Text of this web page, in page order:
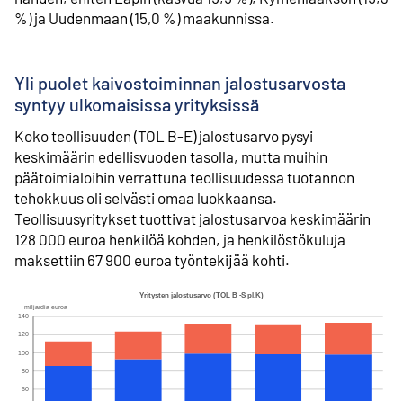
%) ja Uudenmaan (15,0 %) maakunnissa.
Yli puolet kaivostoiminnan jalostusarvosta
syntyy ulkomaisissa yrityksissä
Koko teollisuuden (TOL B-E) jalostusarvo pysyi
keskimäärin edellisvuoden tasolla, mutta muihin
päätoimialoihin verrattuna teollisuudessa tuotannon
tehokkuus oli selvästi omaa luokkaansa.
Teollisuusyritykset tuottivat jalostusarvoa keskimäärin
128 000 euroa henkilöä kohden, ja henkilöstökuluja
maksettiin 67 900 euroa työntekijää kohti.